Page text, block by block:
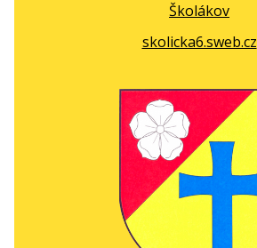
Školákov
skolicka6.sweb.cz